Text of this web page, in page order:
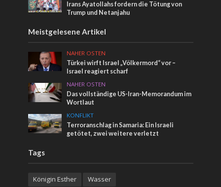
Irans Ayatollahs fordern die Tötung von
Trump und Netanjahu
Meistgelesene Artikel
NAHER OSTEN
Türkei wirft Israel „Völkermord“ vor –
Israel reagiert scharf
NAHER OSTEN
Das vollständige US-Iran-Memorandum im
Wortlaut
KONFLIKT
Terroranschlag in Samaria: Ein Israeli
getötet, zwei weitere verletzt
Tags
Königin Esther Wasser